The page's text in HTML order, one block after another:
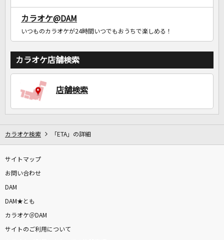
カラオケ@DAM
いつものカラオケが24時間いつでもおうちで楽しめる！
カラオケ店舗検索
店舗検索
カラオケ検索 「ETA」の詳細
サイトマップ
お問い合わせ
DAM
DAM★とも
カラオケ＠DAM
サイトのご利用について